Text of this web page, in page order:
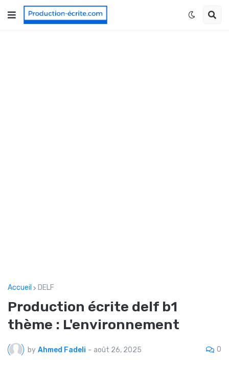
Accueil DELF
Production écrite delf b1
thème : L'environnement
by Ahmed Fadeli - août 26, 2025 0